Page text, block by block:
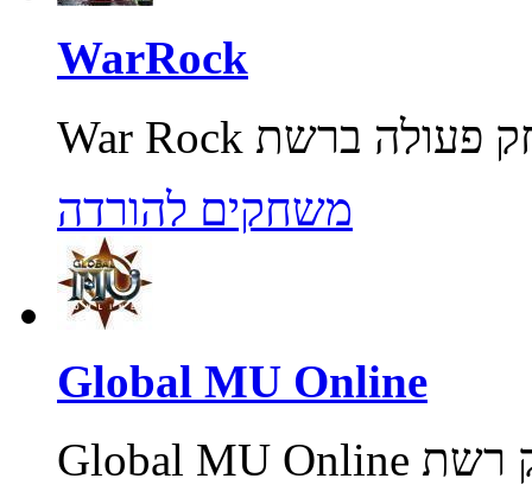
WarRock
משחקים להורדה
Global MU Online